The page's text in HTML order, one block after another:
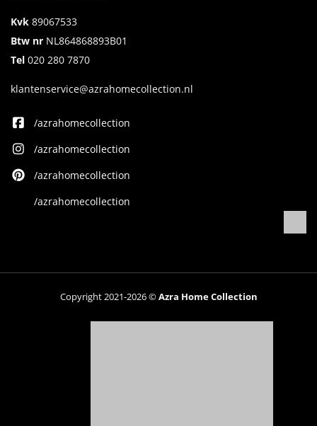
Kvk 89067533
Btw nr NL864868893B01
Tel 020 280 7870
klantenservice@azrahomecollection.nl
/azrahomecollection
/azrahomecollection
/azrahomecollection
/azrahomecollection
Copyright 2021-2026 ©Azra Home Collection